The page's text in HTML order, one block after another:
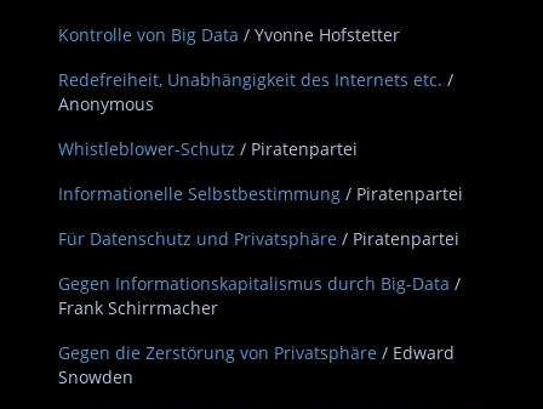
Kontrolle von Big Data / Yvonne Hofstetter
Redefreiheit, Unabhängigkeit des Internets etc. /
Anonymous
Whistleblower-Schutz / Piratenpartei
Informationelle Selbstbestimmung / Piratenpartei
Für Datenschutz und Privatsphäre / Piratenpartei
Gegen Informationskapitalismus durch Big-Data /
Frank Schirrmacher
Gegen die Zerstörung von Privatsphäre / Edward
Snowden